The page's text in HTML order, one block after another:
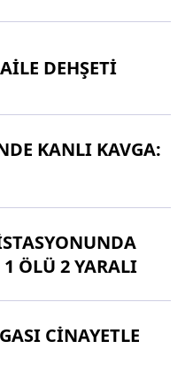
DEHŞETİ
KANLI KAVGA:
ÖLÜ 2 YARALI
CİNAYETLE